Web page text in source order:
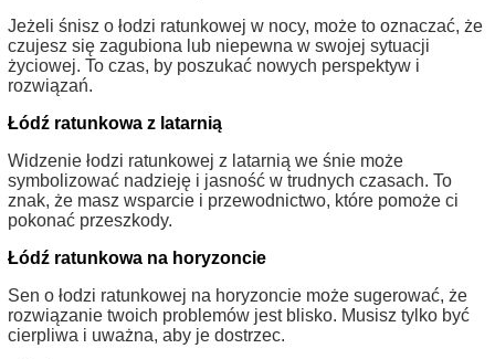
Jeżeli śnisz o łodzi ratunkowej w nocy, może to oznaczać, że
czujesz się zagubiona lub niepewna w swojej sytuacji
życiowej. To czas, by poszukać nowych perspektyw i
rozwiązań.
Łódź ratunkowa z latarnią
Widzenie łodzi ratunkowej z latarnią we śnie może
symbolizować nadzieję i jasność w trudnych czasach. To
znak, że masz wsparcie i przewodnictwo, które pomoże ci
pokonać przeszkody.
Łódź ratunkowa na horyzoncie
Sen o łodzi ratunkowej na horyzoncie może sugerować, że
rozwiązanie twoich problemów jest blisko. Musisz tylko być
cierpliwa i uważna, aby je dostrzec.